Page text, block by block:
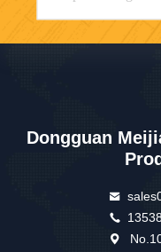
Dongguan